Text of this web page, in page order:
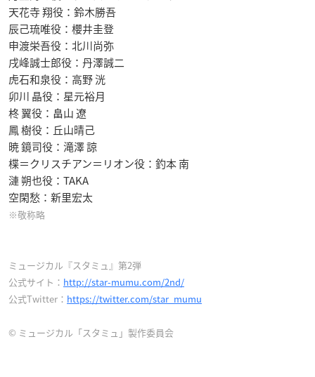
天花寺 翔役：鈴木勝吾
辰己琉唯役：櫻井圭登
申渡栄吾役：北川尚弥
戌峰誠士郎役：丹澤誠二
虎石和泉役：高野 洸
卯川 晶役：星元裕月
柊 翼役：畠山 遼
鳳 樹役：丘山晴己
暁 鏡司役：滝澤 諒
楪＝クリスチアン＝リオン役：釣本 南
漣 朔也役：TAKA
空閑愁：新里宏太
※敬称略
ミュージカル『スタミュ』第2弾
公式サイト： http://star-mumu.com/2nd/
公式Twitter： https://twitter.com/star_mumu
© ミュージカル「スタミュ」製作委員会